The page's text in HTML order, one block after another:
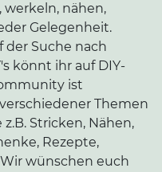
werkeln, nähen,
Gelegenheit.
der Suche nach
könnt ihr auf DIY-
ist
Themen
Stricken, Nähen,
Rezepte,
wünschen euch